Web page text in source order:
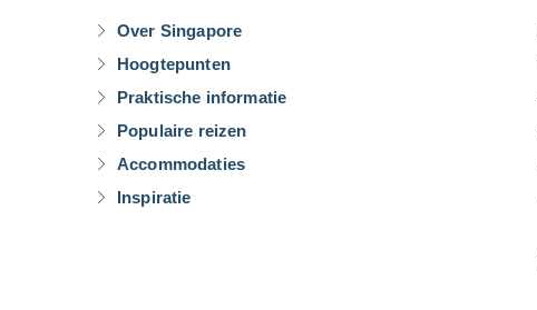
Over Singapore
Hoogtepunten
Praktische informatie
Populaire reizen
Accommodaties
Inspiratie